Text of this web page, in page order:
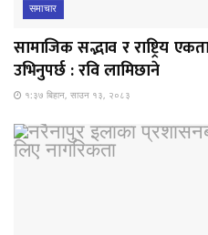
समाचार
सामाजिक सद्भाव र राष्ट्रिय
उभिनुपर्छ : रवि लामिछाने
१:३७ बिहान, साउन १३, २०८३